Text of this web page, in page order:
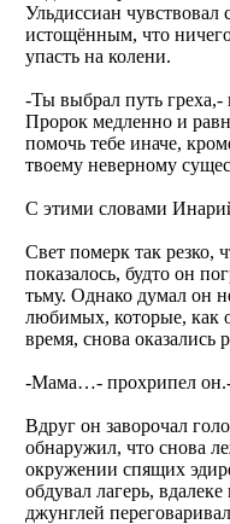
Ульдиссиан чувствовал
истощённым, что
упасть на колени.
-Ты выбрал путь
Пророк медленно и
помочь тебе иначе,
твоему неверному
С этими словами
Свет померк так резко,
показалось, будто он
тьму. Однако думал он
любимых, которые, как
время, снова оказались
-Мама…- прохрипел
Вдруг он заворочал
обнаружил, что снова
окружении спящих
обдувал лагерь,
джунглей